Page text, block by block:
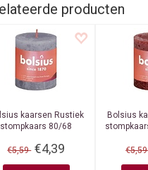
producten
kaarsen Rustiek
stompkaars 80/68
€5,59 €4,39
Bolsius